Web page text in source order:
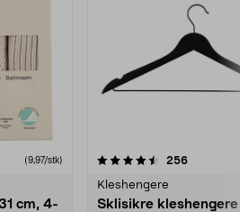
(9,97/stk)
cm, 4-
256
Kleshengere
Sklisikre
4.5av 5 stjerner